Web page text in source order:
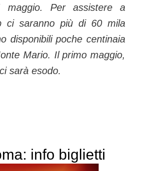
Per assistere a
ci saranno più di 60 mila
disponibili poche centinaia
Mario. Il primo maggio,
sarà esodo.
info biglietti